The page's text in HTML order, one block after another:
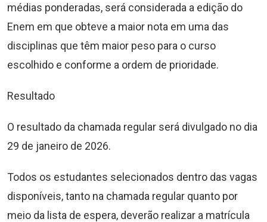
médias ponderadas, será considerada a edição do
Enem em que obteve a maior nota em uma das
disciplinas que têm maior peso para o curso
escolhido e conforme a ordem de prioridade.
Resultado
O resultado da chamada regular será divulgado no dia
29 de janeiro de 2026.
Todos os estudantes selecionados dentro das vagas
disponíveis, tanto na chamada regular quanto por
meio da lista de espera, deverão realizar a matrícula